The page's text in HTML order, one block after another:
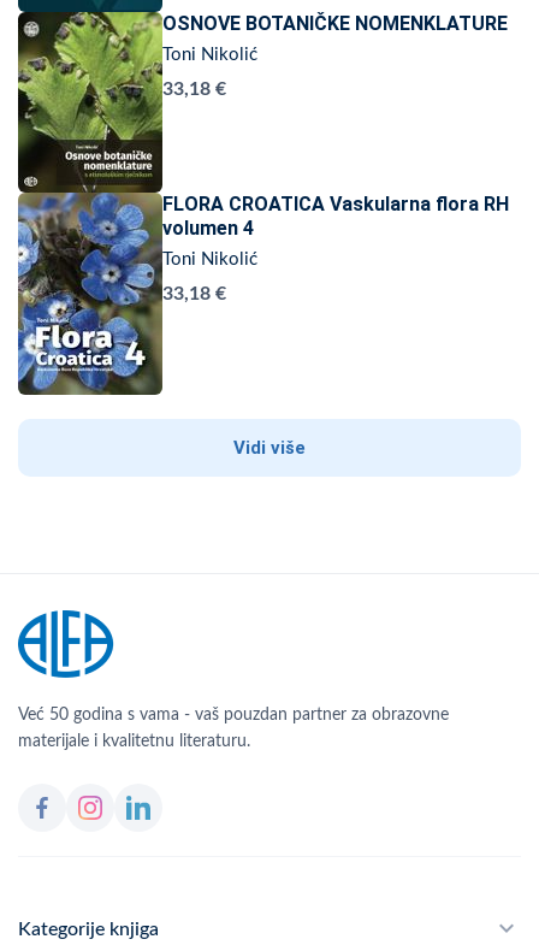
OSNOVE BOTANIČKE NOMENKLATURE
Toni Nikolić
33,18 €
FLORA CROATICA Vaskularna flora RH
volumen 4
Toni Nikolić
33,18 €
Vidi više
Već 50 godina s vama - vaš pouzdan partner za obrazovne
materijale i kvalitetnu literaturu.
Kategorije knjiga